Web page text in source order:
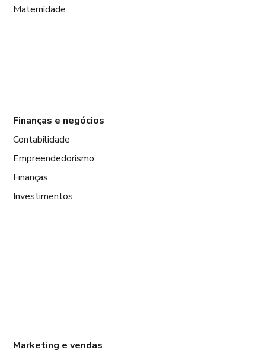
Maternidade
Finanças e negócios
Contabilidade
Empreendedorismo
Finanças
Investimentos
Marketing e vendas